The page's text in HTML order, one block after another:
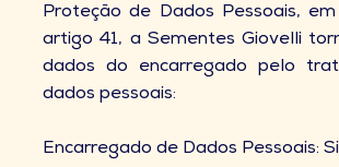
Proteção de Dados Pessoais,
artigo 41, a Sementes Giovelli
dados do encarregado pelo
dados pessoais:
Encarregado de Dados Pessoais: